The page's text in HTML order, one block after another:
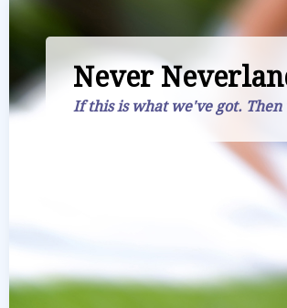
Never
If this is what we've got.